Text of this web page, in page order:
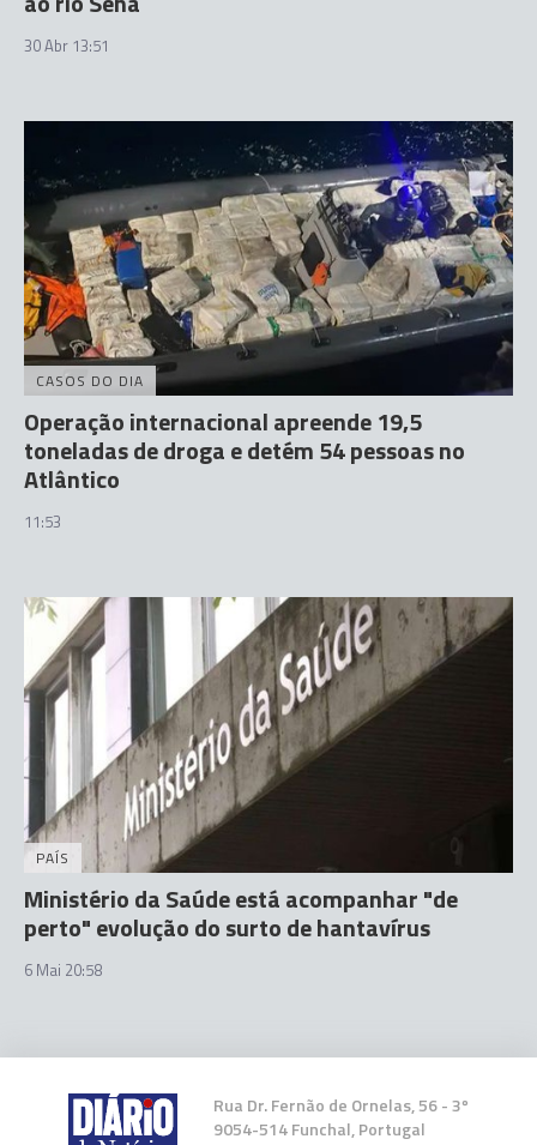
30 Abr 13:51
CASOS DO DIA
Operação internacional apreende 19,5
toneladas de droga e detém 54 pessoas no
Atlântico
11:53
PAÍS
Ministério da Saúde está acompanhar "de
perto" evolução do surto de hantavírus
6 Mai 20:58
Rua Dr. Fernão de Ornelas, 56 - 3º
9054-514 Funchal, Portugal